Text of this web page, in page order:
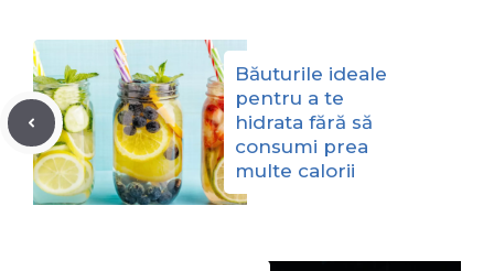
Băuturile ideale
pentru a te
hidrata fără să
consumi prea
multe calorii